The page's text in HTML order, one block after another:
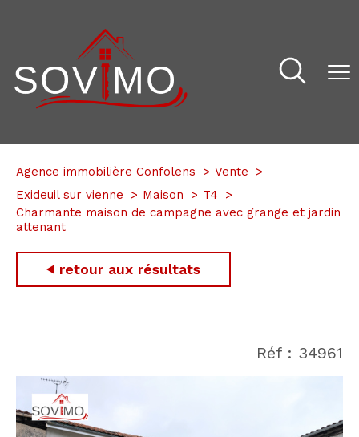
Agence immobilière Confolens
Vente
Exideuil sur vienne
Maison
T4
Charmante maison de campagne avec grange et jardin
attenant
retour aux résultats
Réf : 34961